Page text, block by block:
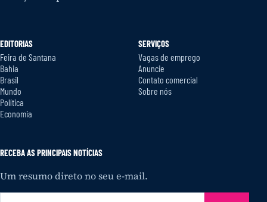
EDITORIAS
Feira de Santana
Bahia
Brasil
Mundo
Política
Economia
SERVIÇOS
Vagas de emprego
Anuncie
Contato comercial
Sobre nós
RECEBA AS PRINCIPAIS NOTÍCIAS
Um resumo direto no seu e-mail.